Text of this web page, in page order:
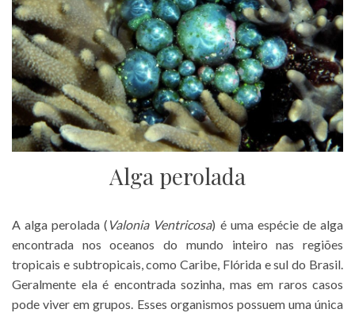
Alga perolada
A alga perolada ( Valonia Ventricosa) é uma espécie de alga
encontrada nos oceanos do mundo inteiro nas regiões
tropicais e subtropicais, como Caribe, Flórida e sul do Brasil.
Geralmente ela é encontrada sozinha, mas em raros casos
pode viver em grupos. Esses organismos possuem uma única